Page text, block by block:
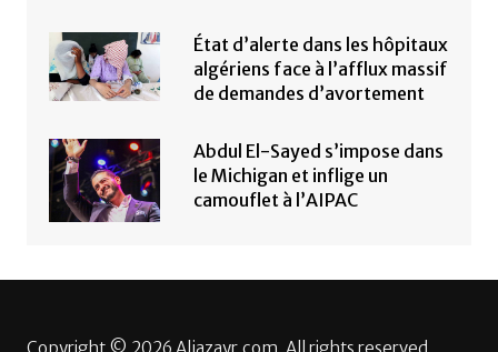
État d’alerte dans les hôpitaux
algériens face à l’afflux massif
de demandes d’avortement
Abdul El-Sayed s’impose dans
le Michigan et inflige un
camouflet à l’AIPAC